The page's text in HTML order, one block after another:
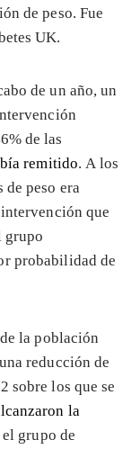
de peso. Fue
UK.
de un año, un
de las
remitido. A los
de peso era
que
grupo
probabilidad de
la población
reducción de
sobre los que se
la
grupo de